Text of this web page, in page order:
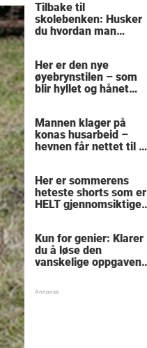
Tilbake til
skolebenken: Husker
du hvordan man
Her er den nye
øyebrynstilen – som
blir hyllet og hånet
Mannen klager på
konas husarbeid –
hevnen får nettet til å
Her er sommerens
heteste shorts som er
HELT gjennomsiktige
Kun for genier: Klarer
du å løse den
vanskelige oppgaven